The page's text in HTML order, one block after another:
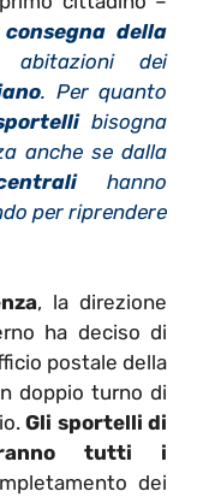
della
dei
. Per quanto
bisogna
anche se dalla
hanno
per riprendere
, la direzione
ha deciso di
postale della
doppio turno di
Gli sportelli di
tutti i
dei